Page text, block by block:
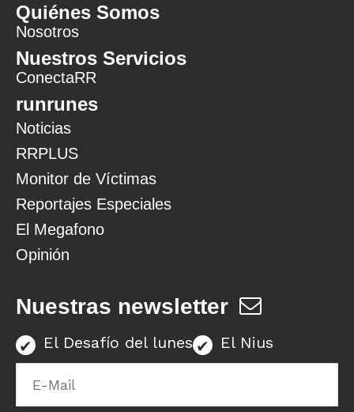
Quiénes Somos
Nosotros
Nuestros Servicios
ConectaRR
runrunes
Noticias
RRPLUS
Monitor de Víctimas
Reportajes Especiales
El Megafono
Opinión
Nuestras newsletter
El Desafío del lunes El Nius